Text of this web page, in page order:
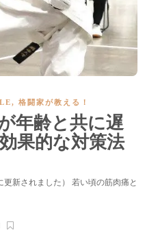
, 格闘家が教える！
年齢と共に遅
果的な対策法
新されました） 若い頃の筋肉痛と